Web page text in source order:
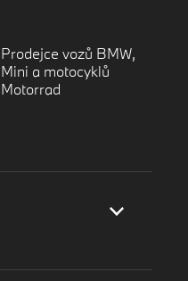
Prodejce vozů BMW,
Mini a motocyklů
Motorrad